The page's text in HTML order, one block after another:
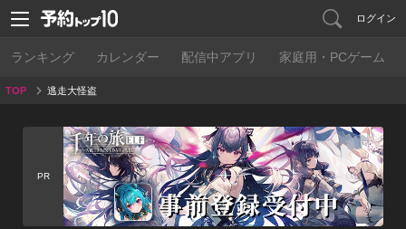
ログイン
ランキング カレンダー 配信中アプリ 家庭用・PCゲーム
TOP 逃走大怪盗
PR